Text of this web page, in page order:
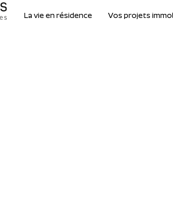
La vie en résidence Vos projets